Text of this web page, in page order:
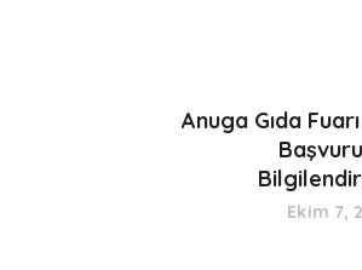
Anuga Gıda
Ekim 7,